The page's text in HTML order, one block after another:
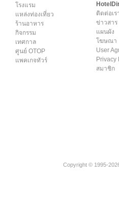
โรงแรม
แหล่งท่องเที่ยว
ร้านอาหาร
กิจกรรม
เทศกาล
ศูนย์ OTOP
แพคเกจทัวร์
ติดต่อเร
ข่าวสาร
แผนผัง
โฆษณา
User
Privacy
สมาชิก
Copyright © 1995-